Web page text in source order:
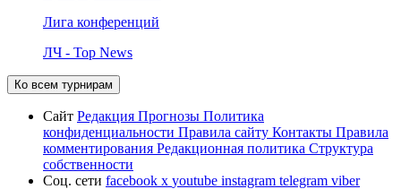
Лига конференций
ЛЧ - Top News
Ко всем турнирам
Сайт Редакция Прогнозы Политика
конфиденциальности Правила сайту Контакты Правила
комментирования Редакционная политика Структура
собственности
Соц. сети facebook x youtube instagram telegram viber